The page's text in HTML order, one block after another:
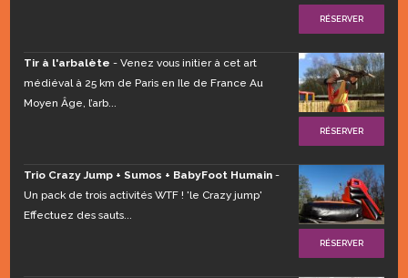
RÉSERVER
Tir à l'arbalète - Venez vous initier à cet art
médiéval à 25 km de Paris en Ile de France Au
Moyen Âge, l’arb...
RÉSERVER
Trio Crazy Jump + Sumos + BabyFoot Humain-
Un pack de trois activités WTF ! 'le Crazy jump'
Effectuez des sauts...
RÉSERVER